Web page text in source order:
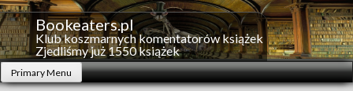
Skip
to
content
Bookeaters.pl
Klub koszmarnych komentatorów książek
Zjedliśmy już 1550 książek
Primary Menu